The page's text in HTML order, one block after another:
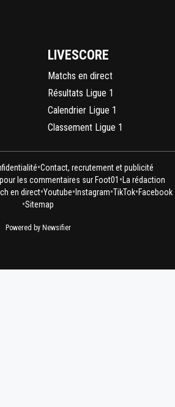
LIVESCORE
Matchs en direct
Résultats Ligue 1
Calendrier Ligue 1
Classement Ligue 1
•Contact, recrutement et publicité
les commentaires sur Foot01 • La rédaction
en direct•Youtube• Instagram•TikTok•Facebook
•Sitemap
Powered by Newsifier